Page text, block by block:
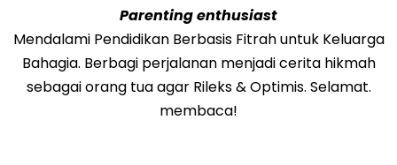
Parenting enthusiast
Mendalami Pendidikan Berbasis Fitrah untuk Keluarga
Bahagia. Berbagi perjalanan menjadi cerita hikmah
sebagai orang tua agar Rileks & Optimis. Selamat.
membaca!